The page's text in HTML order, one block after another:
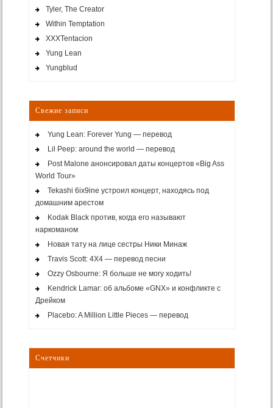
Tyler, The Creator
Within Temptation
XXXTentacion
Yung Lean
Yungblud
Свежие записи
Yung Lean: Forever Yung — перевод
Lil Peep: around the world — перевод
Post Malone анонсировал даты концертов «Big Ass
World Tour»
Tekashi 6ix9ine устроил концерт, находясь под
домашним арестом
Kodak Black против, когда его называют
наркоманом
Новая тату на лице сестры Ники Минаж
Travis Scott: 4X4 — перевод песни
Ozzy Osbourne: Я больше не могу ходить!
Kendrick Lamar: об альбоме «GNX» и конфликте с
Дрейком
Placebo: A Million Little Pieces — перевод
Счетчики